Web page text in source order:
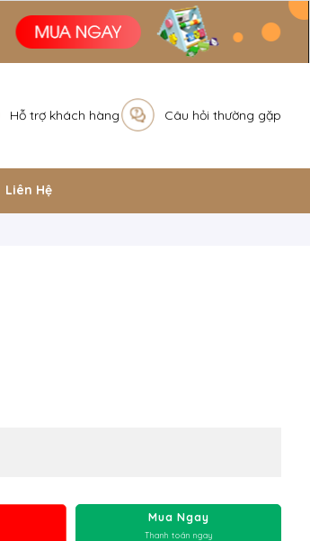
Hỗ trợ khách hàng Câu hỏi thường gặp
Liên Hệ
Mua Ngay
Thanh toán ngay